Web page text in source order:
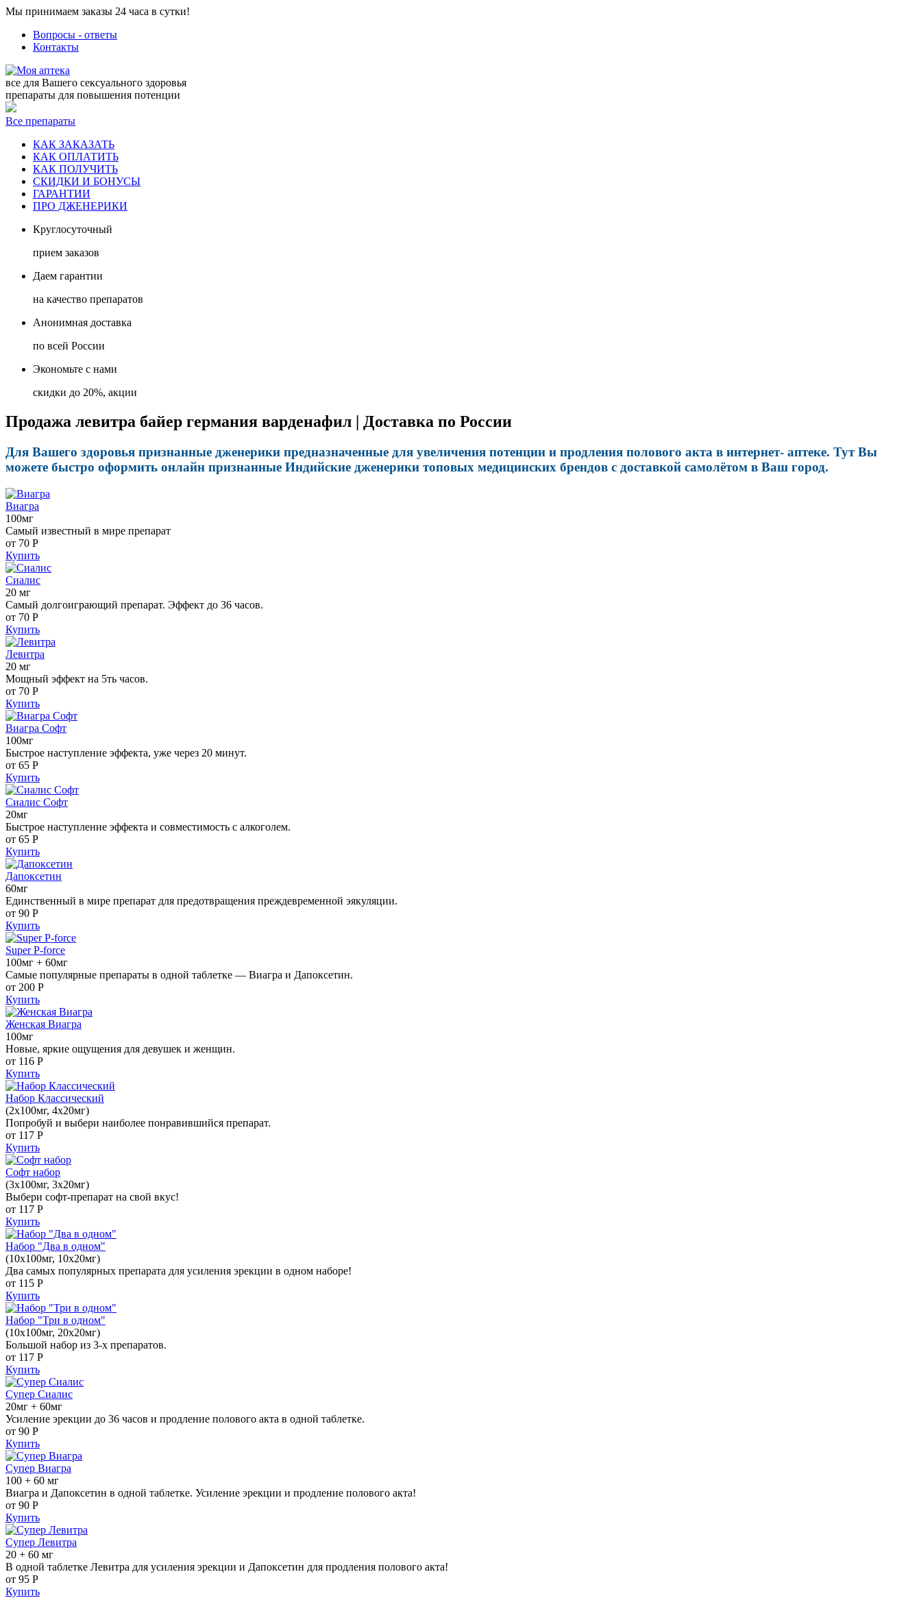
Мы принимаем заказы 24 часа в сутки!
Вопросы - ответы
Контакты
все для Вашего сексуального здоровья
препараты для повышения потенции
Все препараты
КАК ЗАКАЗАТЬ
КАК ОПЛАТИТЬ
КАК ПОЛУЧИТЬ
СКИДКИ И БОНУСЫ
ГАРАНТИИ
ПРО ДЖЕНЕРИКИ
Круглосуточный
прием заказов
Даем гарантии
на качество препаратов
Анонимная доставка
по всей России
Экономьте с нами
скидки до 20%, акции
Продажа левитра байер германия варденафил | Доставка по России
Для Вашего здоровья признанные дженерики предназначенные для увеличения потенции и продления полового акта в интернет- аптеке. Тут Вы
можете быстро оформить онлайн признанные Индийские дженерики топовых медицинских брендов с доставкой самолётом в Ваш город.
Виагра
100мг
Самый известный в мире препарат
от 70 Р
Купить
Сиалис
20 мг
Самый долгоиграющий препарат. Эффект до 36 часов.
от 70 Р
Купить
Левитра
20 мг
Мощный эффект на 5ть часов.
от 70 Р
Купить
Виагра Софт
100мг
Быстрое наступление эффекта, уже через 20 минут.
от 65 Р
Купить
Сиалис Софт
20мг
Быстрое наступление эффекта и совместимость с алкоголем.
от 65 Р
Купить
Дапоксетин
60мг
Единственный в мире препарат для предотвращения преждевременной эякуляции.
от 90 Р
Купить
Super P-force
100мг + 60мг
Самые популярные препараты в одной таблетке — Виагра и Дапоксетин.
от 200 Р
Купить
Женская Виагра
100мг
Новые, яркие ощущения для девушек и женщин.
от 116 Р
Купить
Набор Классический
(2x100мг, 4x20мг)
Попробуй и выбери наиболее понравившийся препарат.
от 117 Р
Купить
Софт набор
(3x100мг, 3x20мг)
Выбери софт-препарат на свой вкус!
от 117 Р
Купить
Набор "Два в одном"
(10x100мг, 10x20мг)
Два самых популярных препарата для усиления эрекции в одном наборе!
от 115 Р
Купить
Набор "Три в одном"
(10x100мг, 20x20мг)
Большой набор из 3-х препаратов.
от 117 Р
Купить
Супер Сиалис
20мг + 60мг
Усиление эрекции до 36 часов и продление полового акта в одной таблетке.
от 90 Р
Купить
Супер Виагра
100 + 60 мг
Виагра и Дапоксетин в одной таблетке. Усиление эрекции и продление полового акта!
от 90 Р
Купить
Супер Левитра
20 + 60 мг
В одной таблетке Левитра для усиления эрекции и Дапоксетин для продления полового акта!
от 95 Р
Купить